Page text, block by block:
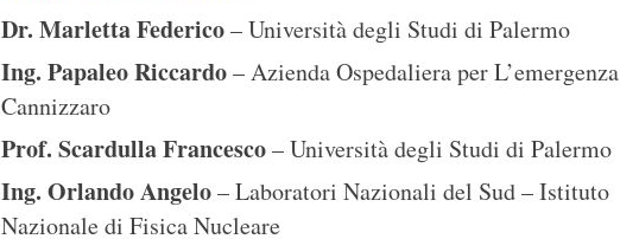
Dr. Marletta Federico– Università degli Studi di Palermo
Ing. Papaleo Riccardo– Azienda Ospedaliera per L’emergenza
Cannizzaro
Prof. Scardulla Francesco– Università degli Studi di Palermo
Ing. Orlando Angelo– Laboratori Nazionali del Sud – Istituto
Nazionale di Fisica Nucleare